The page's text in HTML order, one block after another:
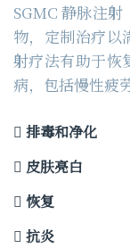
SGMC 静脉注
物，定制治疗以
射疗法有助于恢
病，包括慢性疲
排毒和净化
皮肤亮白
恢复
抗炎